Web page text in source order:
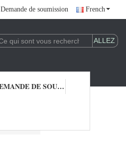
Demande de soumission French
DEMANDE DE SOUMISSION